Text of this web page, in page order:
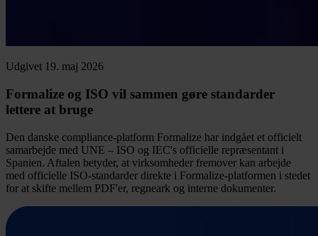
Udgivet 19. maj 2026
Formalize og ISO vil sammen gøre standarder
lettere at bruge
Den danske compliance-platform Formalize har indgået et officielt
samarbejde med UNE – ISO og IEC's officielle repræsentant i
Spanien. Aftalen betyder, at virksomheder fremover kan arbejde
med officielle ISO-standarder direkte i Formalize-platformen i stedet
for at skifte mellem PDF'er, regneark og interne dokumenter.